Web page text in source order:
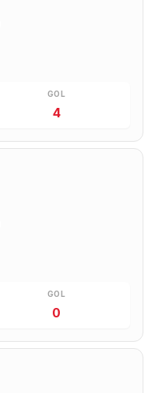
GOL
4
GOL
0